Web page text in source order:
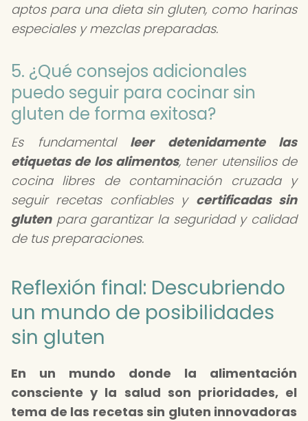
aptos para una dieta sin gluten, como harinas
especiales y mezclas preparadas.
5. ¿Qué consejos adicionales
puedo seguir para cocinar sin
gluten de forma exitosa?
Es fundamental leer detenidamente las
etiquetas de los alimentos, tener utensilios de
cocina libres de contaminación cruzada y
seguir recetas confiables y certificadas sin
glutenpara garantizar la seguridad y calidad
de tus preparaciones.
Reflexión final: Descubriendo
un mundo de posibilidades
sin gluten
En un mundo donde la alimentación
consciente y la salud son prioridades, el
tema de las recetas sin gluten innovadoras